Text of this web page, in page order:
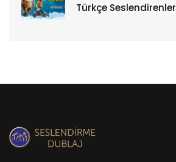
Türkçe Seslendirenler